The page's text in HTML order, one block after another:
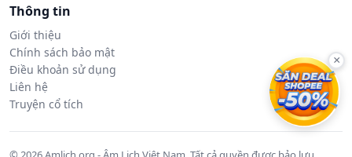
Thông tin
Giới thiệu
Chính sách bảo mật
Điều khoản sử dụng
Liên hệ
Truyện cổ tích
×